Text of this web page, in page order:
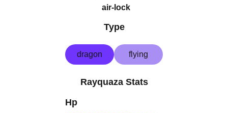
air-lock
Type
dragon flying
Rayquaza Stats
Hp